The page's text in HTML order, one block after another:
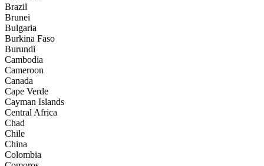
Brazil
Brunei
Bulgaria
Burkina Faso
Burundi
Cambodia
Cameroon
Canada
Cape Verde
Cayman Islands
Central Africa
Chad
Chile
China
Colombia